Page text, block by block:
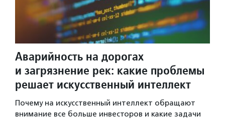
Аварийность на дорогах
и загрязнение рек: какие проблемы
решает искусственный интеллект
Почему на искусственный интеллект обращают
внимание все больше инвесторов и какие задачи